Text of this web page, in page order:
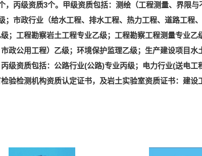
丙级资质3个。甲级资质包括：测绘（工程测量、界限与
市政行业（给水工程、排水工程、热力工程、道路工程
；工程勘察岩土工程专业乙级；工程勘察工程测量专业乙
政公用工程）乙级；环境保护监理乙级；生产建设项目水
级资质包括：公路行业(公路)专业丙级；电力行业(送电工
验检测机构资质认定证书，及岩土实验室资质证书：建设